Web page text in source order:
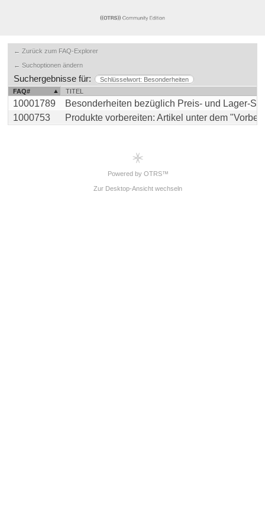
← Zurück zum FAQ-Explorer
← Suchoptionen ändern
Suchergebnisse für:
Schlüsselwort: Besonderheiten
FAQ#
TITEL
10001789
Besonderheiten bezüglich Preis- und Lager-
1000753
Produkte vorbereiten: Artikel unter dem
Powered by OTRS™
Zur Desktop-Ansicht wechseln